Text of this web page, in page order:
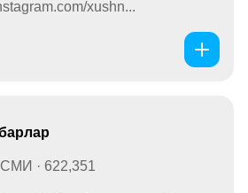
xushn...
· 622,351